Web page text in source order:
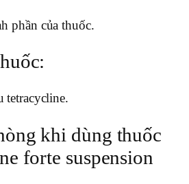
phần của thuốc.
tetracycline.
khi dùng thuốc
forte suspension